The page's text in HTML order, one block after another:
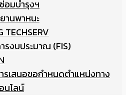
อมบำรุงฯ
านพาหนะ
TECHSERV
รงบประมาณ (FIS)
รเสนอขอกำหนดตำแหน่งทาง
นไลน์